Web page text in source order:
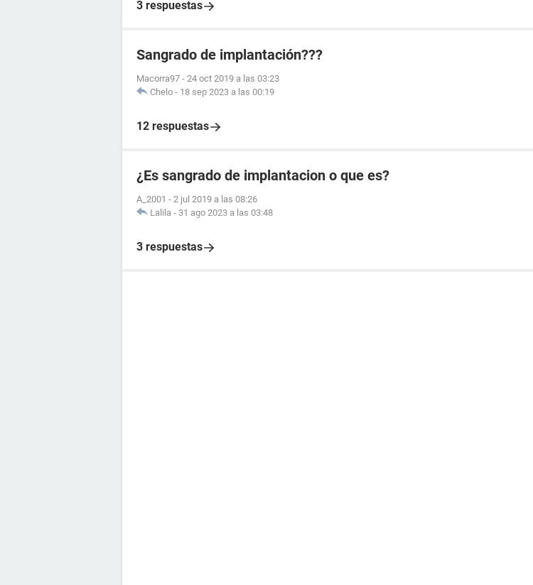
3 respuestas
Sangrado de implantación???
Macorra97 - 24 oct 2019 a las 03:23
Chelo - 18 sep 2023 a las 00:19
12 respuestas
¿Es sangrado de implantacion o que es?
A_2001 - 2 jul 2019 a las 08:26
Lalila - 31 ago 2023 a las 03:48
3 respuestas